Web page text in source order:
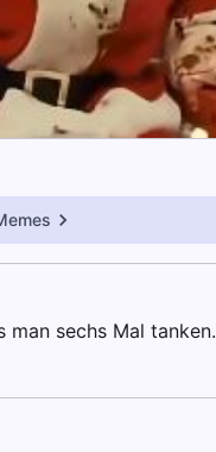
man sechs Mal tanken.